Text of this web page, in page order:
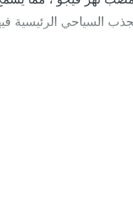
السياحي الرئيسية